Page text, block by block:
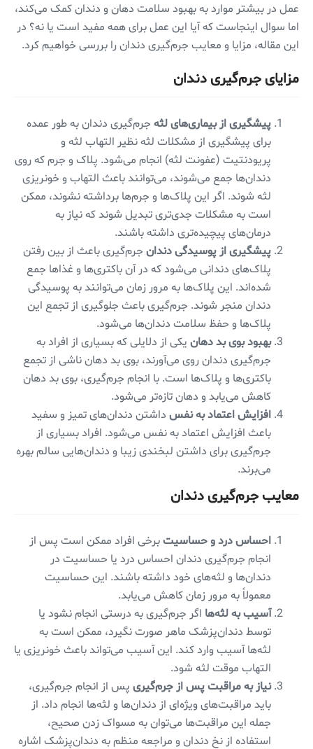
عمل در بیشتر موارد به بهبود سلامت دهان و دندان کمک می‌کند،
اما سوال اینجاست که آیا این عمل برای همه مفید است یا نه؟ در
این مقاله، مزایا و معایب جرم‌گیری دندان را بررسی خواهیم کرد.
مزایای جرم‌گیری دندان
پیشگیری از بیماری‌های لثه جرم‌گیری دندان به طور عمده
برای پیشگیری از مشکلات لثه نظیر التهاب لثه و
پریودنتیت (عفونت لثه) انجام می‌شود. پلاک و جرم که روی
دندان‌ها جمع می‌شوند، می‌توانند باعث التهاب و خونریزی
لثه شوند. اگر این پلاک‌ها و جرم‌ها برداشته نشوند، ممکن
است به مشکلات جدی‌تری تبدیل شوند که نیاز به
درمان‌های پیچیده‌تری داشته باشند.
پیشگیری از پوسیدگی دندان جرم‌گیری باعث از بین رفتن
پلاک‌های دندانی می‌شود که در آن باکتری‌ها و غذاها جمع
شده‌اند. این پلاک‌ها به مرور زمان می‌توانند به پوسیدگی
دندان منجر شوند. جرم‌گیری باعث جلوگیری از تجمع این
پلاک‌ها و حفظ سلامت دندان‌ها می‌شود.
بهبود بوی بد دهان یکی از دلایلی که بسیاری از افراد به
جرم‌گیری دندان روی می‌آورند، بوی بد دهان ناشی از تجمع
باکتری‌ها و پلاک‌ها است. با انجام جرم‌گیری، بوی بد دهان
کاهش می‌یابد و دهان تازه‌تر می‌شود.
افزایش اعتماد به نفس داشتن دندان‌های تمیز و سفید
باعث افزایش اعتماد به نفس می‌شود. افراد بسیاری از
جرم‌گیری برای داشتن لبخندی زیبا و دندان‌هایی سالم بهره
می‌برند.
معایب جرم‌گیری دندان
احساس درد و حساسیتبرخی افراد ممکن است پس از
انجام جرم‌گیری دندان احساس درد یا حساسیت در
دندان‌ها و لثه‌های خود داشته باشند. این حساسیت
معمولاً به مرور زمان کاهش می‌یابد.
آسیب به لثه‌ها اگر جرم‌گیری به درستی انجام نشود یا
توسط دندان‌پزشک ماهر صورت نگیرد، ممکن است به
لثه‌ها آسیب وارد کند. این آسیب می‌تواند باعث خونریزی یا
التهاب موقت لثه شود.
نیاز به مراقبت پس از جرم‌گیری پس از انجام جرم‌گیری،
باید مراقبت‌های ویژه‌ای از دندان‌ها و لثه‌ها انجام داد. از
جمله این مراقبت‌ها می‌توان به مسواک زدن صحیح،
استفاده از نخ دندان و مراجعه منظم به دندان‌پزشک اشاره